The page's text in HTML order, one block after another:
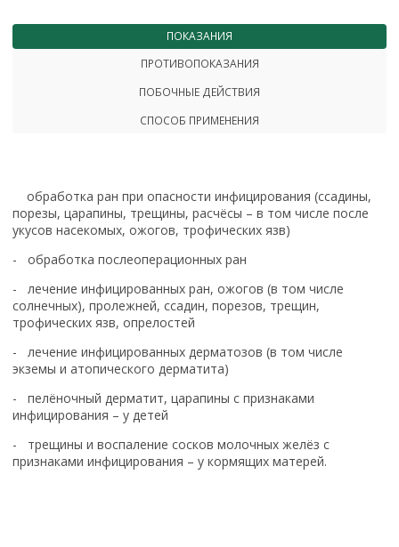
ПОКАЗАНИЯ
ПРОТИВОПОКАЗАНИЯ
ПОБОЧНЫЕ ДЕЙСТВИЯ
СПОСОБ ПРИМЕНЕНИЯ
обработка ран при опасности инфицирования (ссадины,
порезы, царапины, трещины, расчёсы – в том числе после
укусов насекомых, ожогов, трофических язв)
- обработка послеоперационных ран
- лечение инфицированных ран, ожогов (в том числе
солнечных), пролежней, ссадин, порезов, трещин,
трофических язв, опрелостей
- лечение инфицированных дерматозов (в том числе
экземы и атопического дерматита)
- пелёночный дерматит, царапины с признаками
инфицирования – у детей
- трещины и воспаление сосков молочных желёз с
признаками инфицирования – у кормящих матерей.